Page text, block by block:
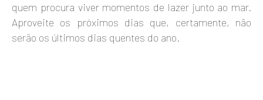
quem procura viver momentos de lazer junto ao mar.
Aproveite os próximos dias que, certamente, não
serão os últimos dias quentes do ano.